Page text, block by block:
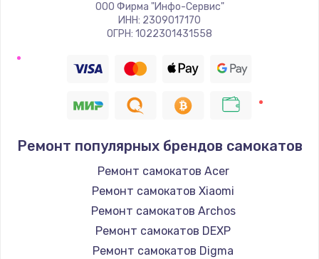
ООО Фирма "Инфо-Сервис"
ИНН: 2309017170
ОГРН: 1022301431558
Ремонт популярных брендов самокатов
Ремонт самокатов Acer
Ремонт самокатов Xiaomi
Ремонт самокатов Archos
Ремонт самокатов DEXP
Ремонт самокатов Digma